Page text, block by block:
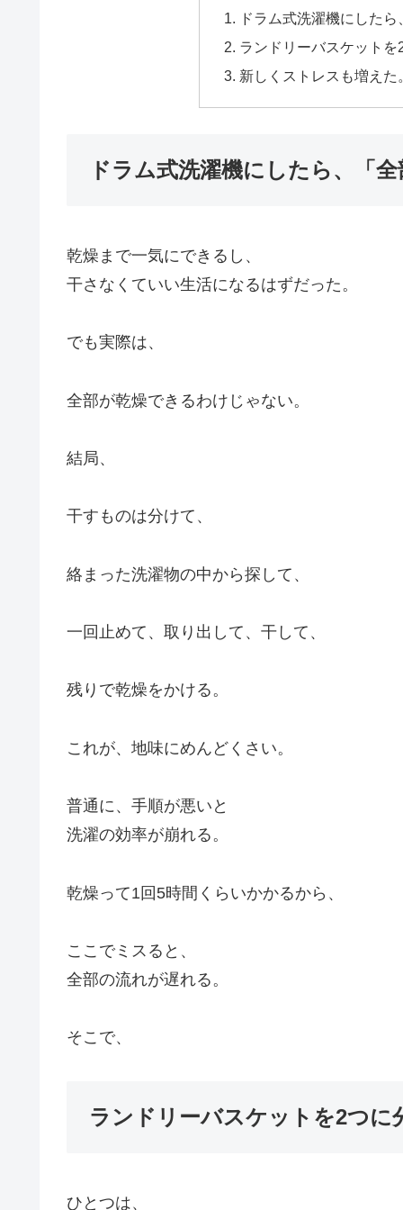
ドラム式洗濯機にした
ランドリーバスケットを
新しくストレスも増えた
ドラム式洗濯機にしたら、「
乾燥まで一気にできるし、
干さなくていい生活になるはずだった。
でも実際は、
全部が乾燥できるわけじゃない。
結局、
干すものは分けて、
絡まった洗濯物の中から探して、
一回止めて、取り出して、干して、
残りで乾燥をかける。
これが、地味にめんどくさい。
普通に、手順が悪いと
洗濯の効率が崩れる。
乾燥って1回5時間くらいかかるから、
ここでミスると、
全部の流れが遅れる。
そこで、
ランドリーバスケットを2つに
ひとつは、